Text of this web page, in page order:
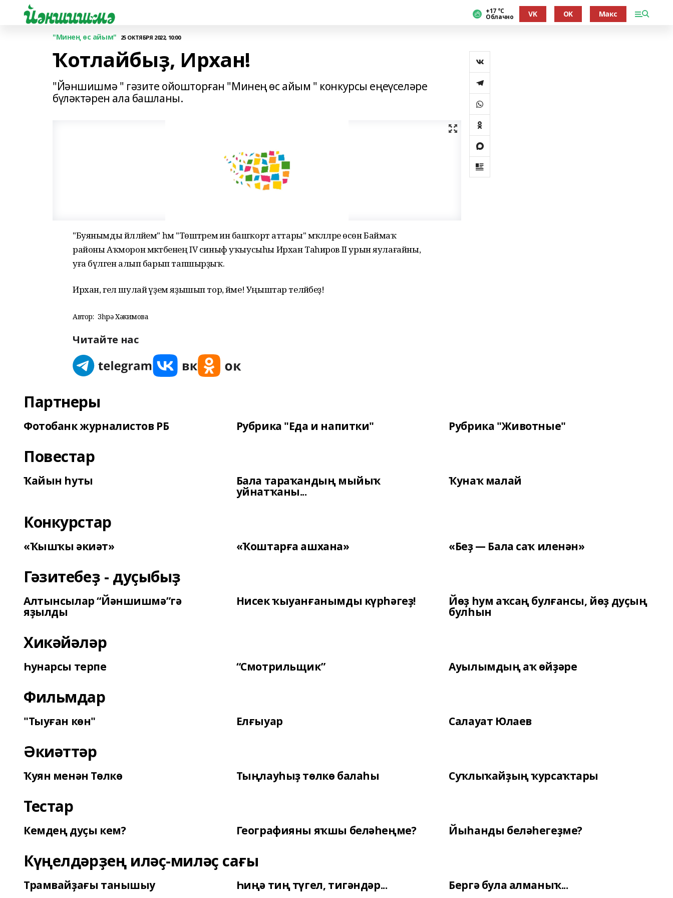
+17 °С
Облачно VK OK Макс
"Минең өс айым" 25 ОКТЯБРЯ 2022, 10:00
Ҡотлайбыҙ, Ирхан!
"Йәншишмә " гәзите ойошторған "Минең өс айым " конкурсы еңеүселәре
бүләктәрен ала башланы.
"Буянымды йәлләйем" һәм "Төштәремә инә башҡорт аттары" мәҡәләләре өсөн Баймаҡ
районы Аҡморон мәктәбенең IV синыф уҡыусыһы Ирхан Таһиров II урын яулағайны,
уға бүләген алып барып тапшырҙыҡ.
Ирхан, гел шулай әүҙем яҙышып тор, йәме! Уңыштар теләйбеҙ!
Автор: Зөһрә Хәкимова
Читайте нас
Партнеры
Фотобанк журналистов РБ Рубрика "Еда и напитки" Рубрика "Животные"
Повестар
Ҡайын һуты Бала тараҡандың мыйыҡ
уйнатҡаны...
Ҡунаҡ малай
Конкурстар
«Ҡышҡы әкиәт» «Ҡоштарға ашхана» «Беҙ — Бала саҡ иленән»
Гәзитебеҙ - дуҫыбыҙ
Алтынсылар “Йәншишмә”гә
яҙылды
Нисек ҡыуанғанымды күрһәгеҙ! Йөҙ һум аҡсаң булғансы, йөҙ дуҫың
булһын
Хикәйәләр
Һунарсы терпе “Смотрильщик” Ауылымдың аҡ өйҙәре
Фильмдар
"Тыуған көн" Елғыуар Салауат Юлаев
Әкиәттәр
Ҡуян менән Төлкө Тыңлауһыҙ төлкө балаһы Суҡлыҡайҙың ҡурсаҡтары
Тестар
Кемдең дуҫы кем? Географияны яҡшы беләһеңме? Йыһанды беләһегеҙме?
Күңелдәрҙең иләҫ-миләҫ сағы
Трамвайҙағы танышыу Һиңә тиң түгел, тигәндәр... Бергә була алманыҡ...